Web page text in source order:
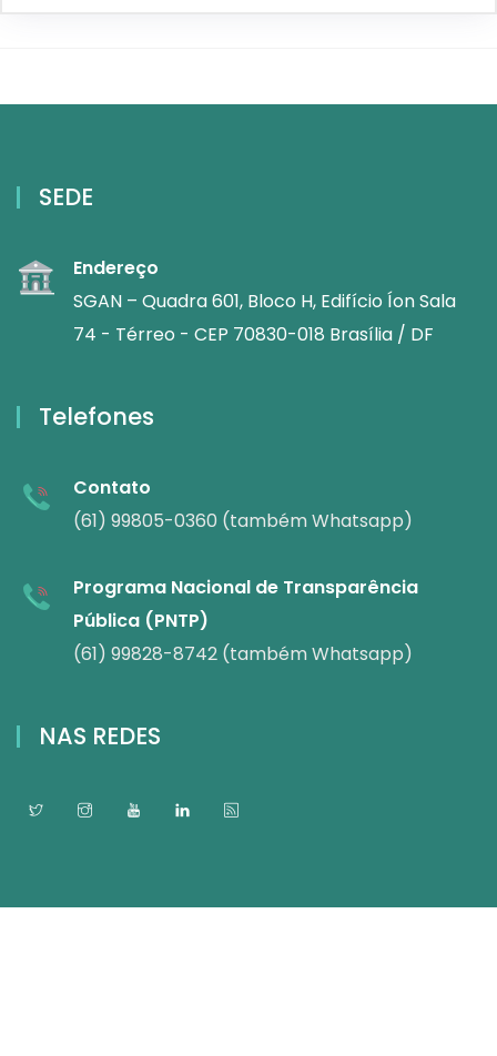
SEDE
Endereço
SGAN – Quadra 601, Bloco H, Edifício Íon Sala
74 - Térreo - CEP 70830-018 Brasília / DF
Telefones
Contato
(61) 99805-0360 (também Whatsapp)
Programa Nacional de Transparência
Pública (PNTP)
(61) 99828-8742 (também Whatsapp)
NAS REDES